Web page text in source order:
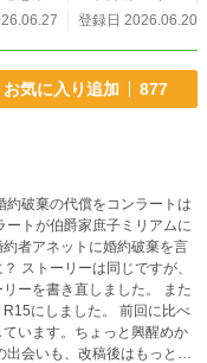
登録日 2026.06.20
お気に入り追加 877
トが伯爵家庶子ミリアムに
者アネットに婚約破棄を言
、
ーを書き直しました。 また
にしました。 前回に比べ
います。ちょっと興醒めか
出会いも、改稿後はもっと長